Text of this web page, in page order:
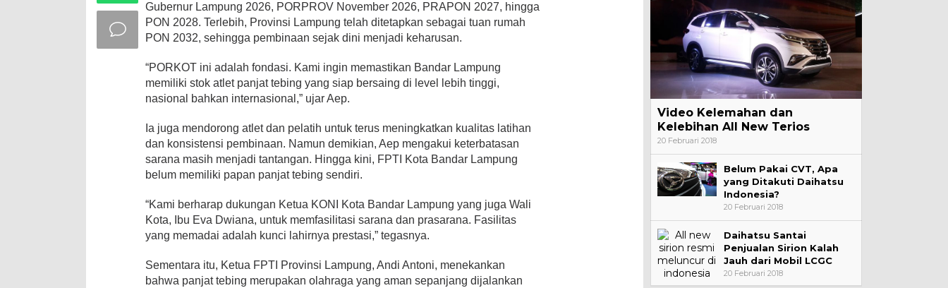
Gubernur Lampung 2026, PORPROV November 2026, PRAPON 2027, hingga
PON 2028. Terlebih, Provinsi Lampung telah ditetapkan sebagai tuan rumah
PON 2032, sehingga pembinaan sejak dini menjadi keharusan.
“PORKOT ini adalah fondasi. Kami ingin memastikan Bandar Lampung
memiliki stok atlet panjat tebing yang siap bersaing di level lebih tinggi,
nasional bahkan internasional,” ujar Aep.
Ia juga mendorong atlet dan pelatih untuk terus meningkatkan kualitas latihan
dan konsistensi pembinaan. Namun demikian, Aep mengakui keterbatasan
sarana masih menjadi tantangan. Hingga kini, FPTI Kota Bandar Lampung
belum memiliki papan panjat tebing sendiri.
“Kami berharap dukungan Ketua KONI Kota Bandar Lampung yang juga Wali
Kota, Ibu Eva Dwiana, untuk memfasilitasi sarana dan prasarana. Fasilitas
yang memadai adalah kunci lahirnya prestasi,” tegasnya.
Sementara itu, Ketua FPTI Provinsi Lampung, Andi Antoni, menekankan
bahwa panjat tebing merupakan olahraga yang aman sepanjang dijalankan
Video Kelemahan dan
Kelebihan All New Terios
20 Februari 2018
Belum Pakai CVT, Apa
yang Ditakuti Daihatsu
Indonesia?
20 Februari 2018
Daihatsu Santai
Penjualan Sirion Kalah
Jauh dari Mobil LCGC
20 Februari 2018